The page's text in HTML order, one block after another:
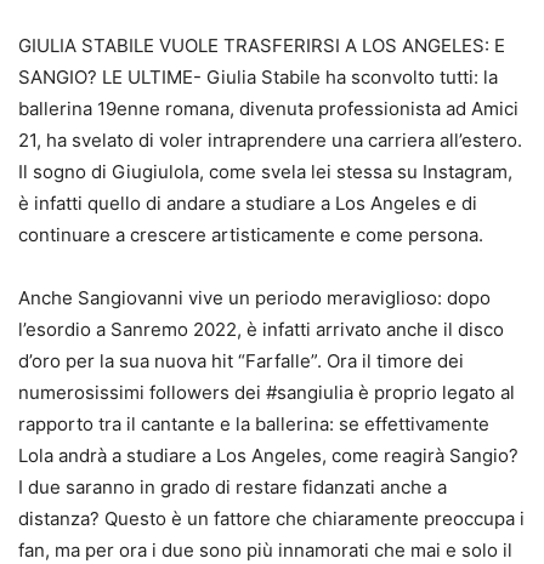
GIULIA STABILE VUOLE TRASFERIRSI A LOS ANGELES: E
SANGIO? LE ULTIME- Giulia Stabile ha sconvolto tutti: la
ballerina 19enne romana, divenuta professionista ad Amici
21, ha svelato di voler intraprendere una carriera all’estero.
Il sogno di Giugiulola, come svela lei stessa su Instagram,
è infatti quello di andare a studiare a Los Angeles e di
continuare a crescere artisticamente e come persona.
Anche Sangiovanni vive un periodo meraviglioso: dopo
l’esordio a Sanremo 2022, è infatti arrivato anche il disco
d’oro per la sua nuova hit “Farfalle”. Ora il timore dei
numerosissimi followers dei #sangiulia è proprio legato al
rapporto tra il cantante e la ballerina: se effettivamente
Lola andrà a studiare a Los Angeles, come reagirà Sangio?
I due saranno in grado di restare fidanzati anche a
distanza? Questo è un fattore che chiaramente preoccupa i
fan, ma per ora i due sono più innamorati che mai e solo il